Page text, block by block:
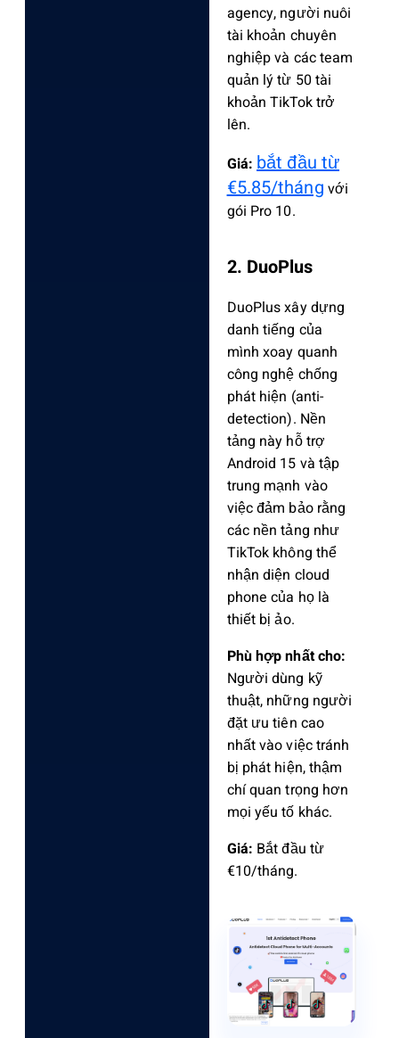
agency, người nuôi
tài khoản chuyên
nghiệp và các team
quản lý từ 50 tài
khoản TikTok trở
lên.
Giá: bắt đầu từ
€5.85/tháng với
gói Pro 10.
2. DuoPlus
DuoPlus xây dựng
danh tiếng của
mình xoay quanh
công nghệ chống
phát hiện (anti-
detection). Nền
tảng này hỗ trợ
Android 15 và tập
trung mạnh vào
việc đảm bảo rằng
các nền tảng như
TikTok không thể
nhận diện cloud
phone của họ là
thiết bị ảo.
Phù hợp nhất cho:
Người dùng kỹ
thuật, những người
đặt ưu tiên cao
nhất vào việc tránh
bị phát hiện, thậm
chí quan trọng hơn
mọi yếu tố khác.
Giá: Bắt đầu từ
€10/tháng.